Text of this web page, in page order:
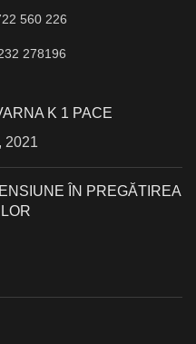
560 226
278196
K 1 PACE
2021
ÎN PREGĂTIREA